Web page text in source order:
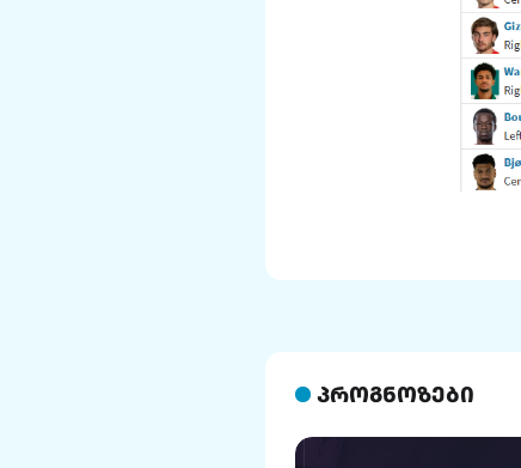
პროგნოზები